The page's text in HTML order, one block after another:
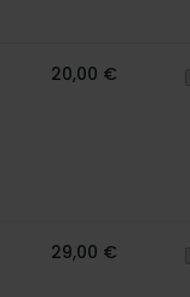
20,00 €
29,00 €